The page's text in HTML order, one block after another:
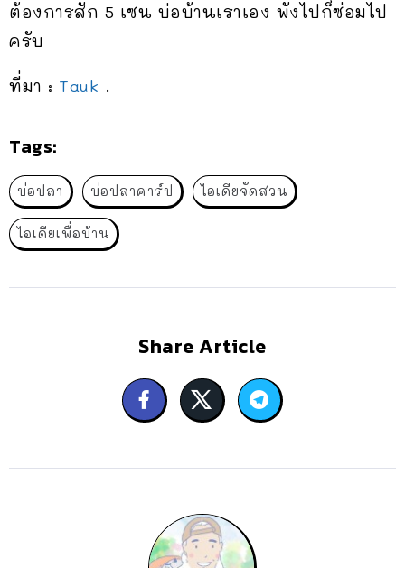
ต้องการสัก 5 เซน บ่อบ้านเราเอง พังไปก็ซ่อมไป
ครับ
ที่มา : Tauk .
Tags:
บ่อปลา บ่อปลาคาร์ป ไอเดียจัดสวน
ไอเดียเพื่อบ้าน
Share Article